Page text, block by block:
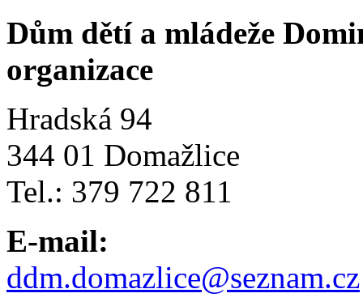
Dům dětí a mládeže
organizace
Hradská 94
344 01 Domažlice
Tel.: 379 722 811
E-mail:
ddm.domazlice@seznam.cz